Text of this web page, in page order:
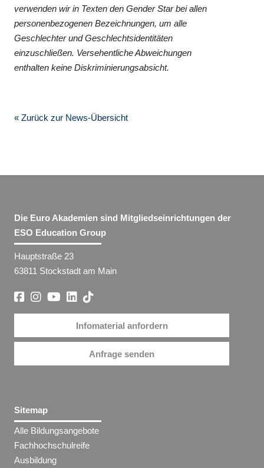
verwenden wir in Texten den Gender Star bei allen
personenbezogenen Bezeichnungen, um alle
Geschlechter und Geschlechtsidentitäten
einzuschließen. Versehentliche Abweichungen
enthalten keine Diskriminierungsabsicht.
« Zurück zur News-Übersicht
Die Euro Akademien sind Mitgliedseinrichtungen der
ESO Education Group
Hauptstraße 23
63811 Stockstadt am Main
Infomaterial anfordern
Anfrage senden
Sitemap
Alle Bildungsangebote
Fachhochschulreife
Ausbildung